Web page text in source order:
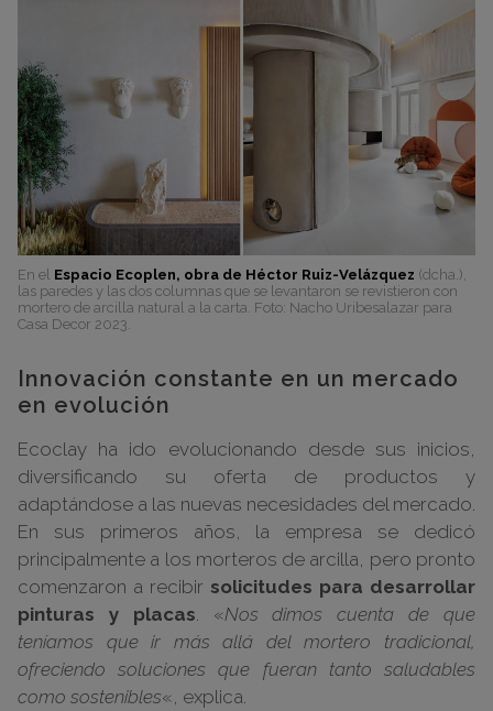
En el Espacio Ecoplen, obra de Héctor Ruiz-Velázquez (dcha.),
las paredes y las dos columnas que se levantaron se revistieron con
mortero de arcilla natural a la carta. Foto: Nacho Uribesalazar para
Casa Decor 2023.
Innovación constante en un mercado
en evolución
Ecoclay ha ido evolucionando desde sus inicios,
diversificando su oferta de productos y
adaptándose a las nuevas necesidades del mercado.
En sus primeros años, la empresa se dedicó
principalmente a los morteros de arcilla, pero pronto
comenzaron a recibir solicitudes para desarrollar
pinturas y placas. «Nos dimos cuenta de que
teníamos que ir más allá del mortero tradicional,
ofreciendo soluciones que fueran tanto saludables
como sostenibles«, explica.